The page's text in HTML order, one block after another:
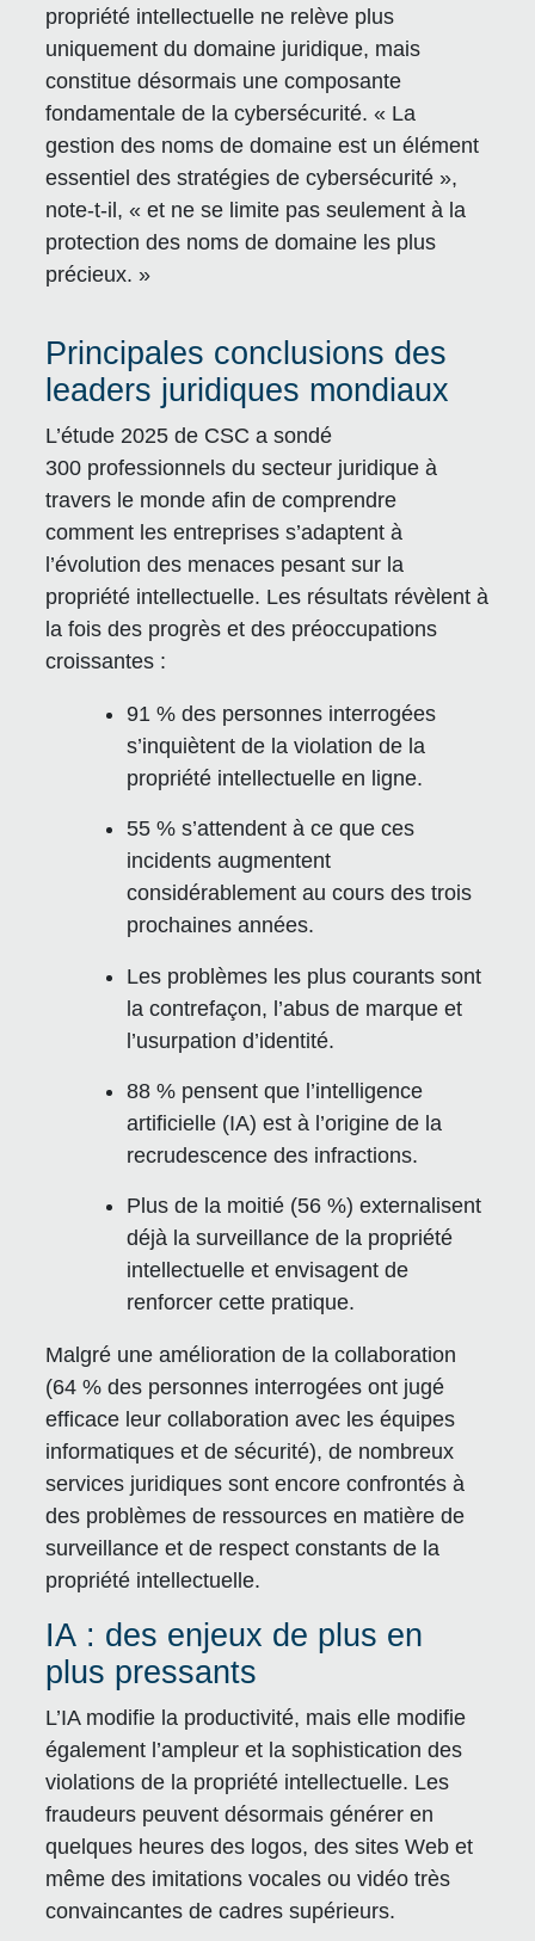
propriété intellectuelle ne relève plus
uniquement du domaine juridique, mais
constitue désormais une composante
fondamentale de la cybersécurité. « La
gestion des noms de domaine est un élément
essentiel des stratégies de cybersécurité »,
note-t-il, « et ne se limite pas seulement à la
protection des noms de domaine les plus
précieux. »
Principales conclusions des
leaders juridiques mondiaux
L’étude 2025 de CSC a sondé
300 professionnels du secteur juridique à
travers le monde afin de comprendre
comment les entreprises s’adaptent à
l’évolution des menaces pesant sur la
propriété intellectuelle. Les résultats révèlent à
la fois des progrès et des préoccupations
croissantes :
91 % des personnes interrogées
s’inquiètent de la violation de la
propriété intellectuelle en ligne.
55 % s’attendent à ce que ces
incidents augmentent
considérablement au cours des trois
prochaines années.
Les problèmes les plus courants sont
la contrefaçon, l’abus de marque et
l’usurpation d’identité.
88 % pensent que l’intelligence
artificielle (IA) est à l’origine de la
recrudescence des infractions.
Plus de la moitié (56 %) externalisent
déjà la surveillance de la propriété
intellectuelle et envisagent de
renforcer cette pratique.
Malgré une amélioration de la collaboration
(64 % des personnes interrogées ont jugé
efficace leur collaboration avec les équipes
informatiques et de sécurité), de nombreux
services juridiques sont encore confrontés à
des problèmes de ressources en matière de
surveillance et de respect constants de la
propriété intellectuelle.
IA : des enjeux de plus en
plus pressants
L’IA modifie la productivité, mais elle modifie
également l’ampleur et la sophistication des
violations de la propriété intellectuelle. Les
fraudeurs peuvent désormais générer en
quelques heures des logos, des sites Web et
même des imitations vocales ou vidéo très
convaincantes de cadres supérieurs.